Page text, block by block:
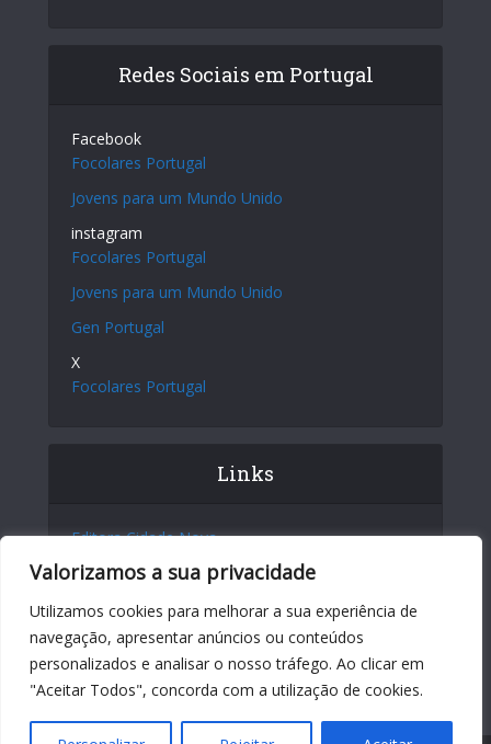
Valorizamos a sua privacidade
Utilizamos cookies para melhorar a sua experiência de
navegação, apresentar anúncios ou conteúdos
personalizados e analisar o nosso tráfego. Ao clicar em
"Aceitar Todos", concorda com a utilização de cookies.
Redes Sociais em Portugal
Facebook
Focolares Portugal
Jovens para um Mundo Unido
instagram
Focolares Portugal
Jovens para um Mundo Unido
Gen Portugal
X
Focolares Portugal
Links
Editora Cidade Nova
Site Internacional
Centro Chiara Lubich
Centro Igino Giordani
Sites dos Focolares nos 5 continentes